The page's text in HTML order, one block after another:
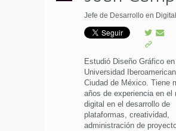
Jefe de Desarrollo en
Estudió Diseño Gráfico
Universidad
Ciudad de México. Tiene
años de experiencia en el
digital en el desarrollo de
plataformas, creatividad,
administración de